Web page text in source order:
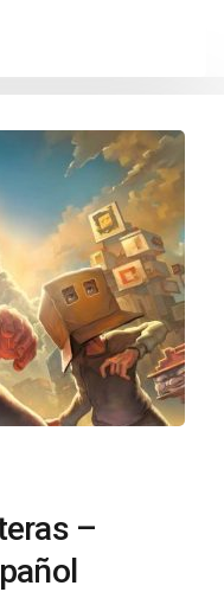
–